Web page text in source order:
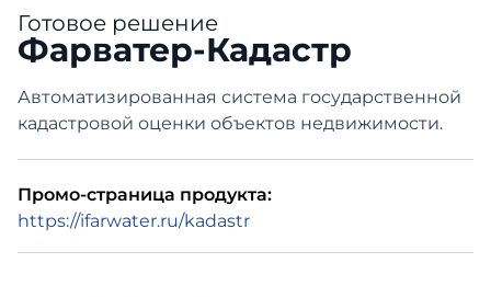
Готовое решение
Фарватер-Кадастр
Автоматизированная система государственной
кадастровой оценки объектов недвижимости.
Промо-страница продукта:
https://ifarwater.ru/kadastr